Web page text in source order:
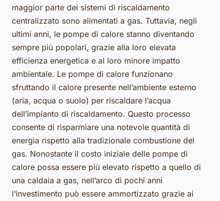
maggior parte dei sistemi di riscaldamento
centralizzato sono alimentati a gas. Tuttavia, negli
ultimi anni, le pompe di calore stanno diventando
sempre più popolari, grazie alla loro elevata
efficienza energetica e al loro minore impatto
ambientale. Le pompe di calore funzionano
sfruttando il calore presente nell’ambiente esterno
(aria, acqua o suolo) per riscaldare l’acqua
dell’impianto di riscaldamento. Questo processo
consente di risparmiare una notevole quantità di
energia rispetto alla tradizionale combustione del
gas. Nonostante il costo iniziale delle pompe di
calore possa essere più elevato rispetto a quello di
una caldaia a gas, nell’arco di pochi anni
l’investimento può essere ammortizzato grazie ai